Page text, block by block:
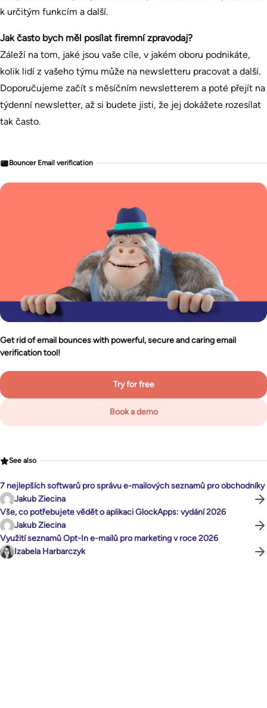
k určitým funkcím a další.
Jak často bych měl posílat firemní zpravodaj?
Záleží na tom, jaké jsou vaše cíle, v jakém oboru podnikáte,
kolik lidí z vašeho týmu může na newsletteru pracovat a další.
Doporučujeme začít s měsíčním newsletterem a poté přejít na
týdenní newsletter, až si budete jisti, že jej dokážete rozesílat
tak často.
Bouncer Email verification
Get rid of email bounces with powerful, secure and caring email
verification tool!
Try for free
Book a demo
See also
7 nejlepších softwarů pro správu e-mailových seznamů pro obchodníky
Jakub Ziecina
Vše, co potřebujete vědět o aplikaci GlockApps: vydání 2026
Jakub Ziecina
Využití seznamů Opt-In e-mailů pro marketing v roce 2026
Izabela Harbarczyk